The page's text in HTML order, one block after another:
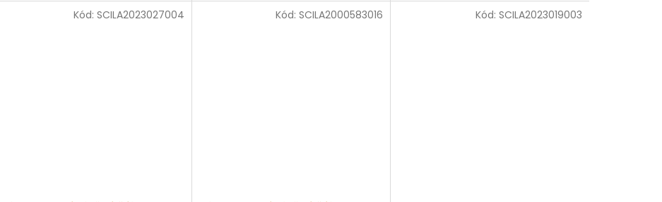
Kód: SCILA2023027004 Kód: SCILA2000583016 Kód: SCILA2023019003